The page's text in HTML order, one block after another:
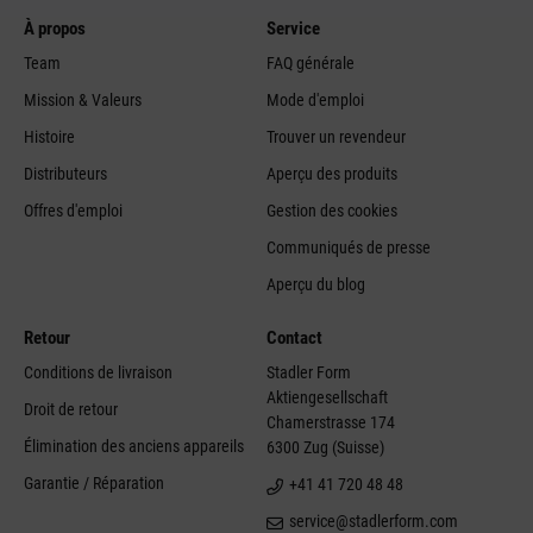
À propos
Team
Mission & Valeurs
Histoire
Distributeurs
Offres d'emploi
Service
FAQ générale
Mode d'emploi
Trouver un revendeur
Aperçu des produits
Gestion des cookies
Communiqués de presse
Aperçu du blog
Retour
Conditions de livraison
Droit de retour
Élimination des anciens appareils
Garantie / Réparation
Contact
Stadler Form
Aktiengesellschaft
Chamerstrasse 174
6300 Zug (Suisse)
+41 41 720 48 48
service@stadlerform.com